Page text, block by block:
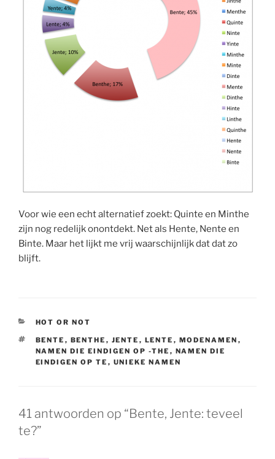
Voor wie een echt alternatief zoekt: Quinte en Minthe
zijn nog redelijk onontdekt. Net als Hente, Nente en
Binte. Maar het lijkt me vrij waarschijnlijk dat dat zo
blijft.
CATEGORIEËN
HOT OR NOT
TAGS
BENTE , BENTHE , JENTE , LENTE , MODENAMEN ,
NAMEN DIE EINDIGEN OP -THE , NAMEN DIE
EINDIGEN OP TE , UNIEKE NAMEN
41 antwoorden op “Bente, Jente: teveel
te?”